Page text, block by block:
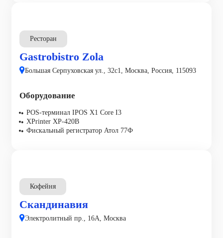
Ресторан
Gastrobistro Zola
Большая Серпуховская ул., 32с1, Москва, Россия, 115093
Оборудование
POS-терминал IPOS X1 Core I3
XPrinter XP-420B
Фискальный регистратор Атол 77Ф
Кофейня
Скандинавия
Электролитный пр., 16А, Москва